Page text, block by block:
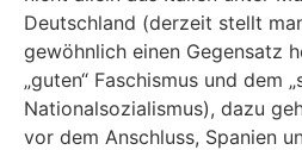
Deutschland (derzeit stellt
gewöhnlich einen Gegensatz
„guten“ Faschismus und dem
Nationalsozialismus), dazu
vor dem Anschluss, Spanien